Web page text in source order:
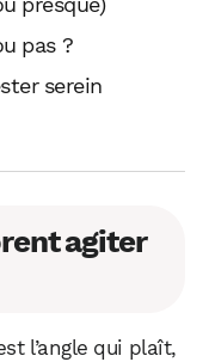
presque)
pas ?
serein
agiter
l’angle qui plaît,